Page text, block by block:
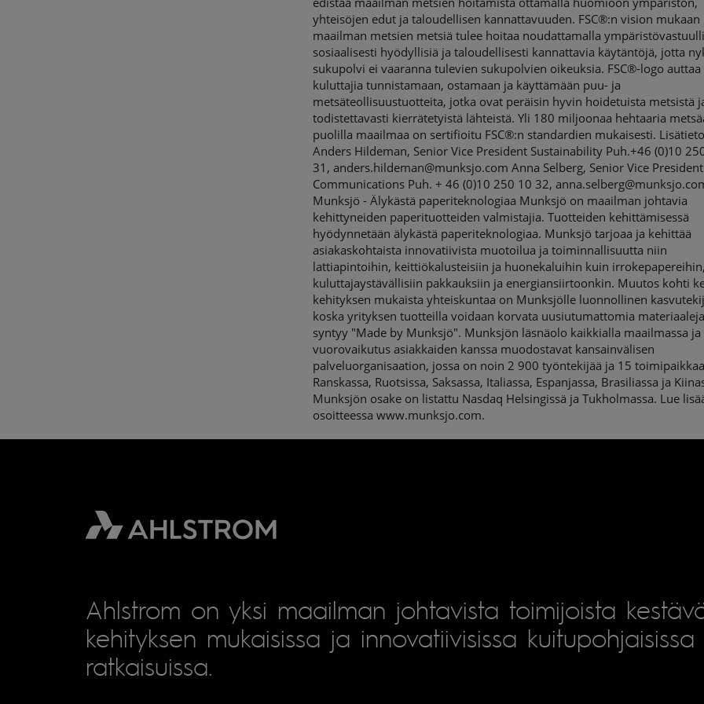
yhteisöjen edut ja taloudellisen kannattavuuden. FSC®:n vision mukaan
maailman metsien metsiä tulee hoitaa noudattamalla
sosiaalisesti hyödyllisiä ja taloudellisesti kannattavia käytäntöjä, jotta
sukupolvi ei vaaranna tulevien sukupolvien oikeuksia. FSC®-logo auttaa
kuluttajia tunnistamaan, ostamaan ja käyttämään puu- ja
metsäteollisuustuotteita, jotka ovat peräisin hyvin hoidetuista metsistä
todistettavasti kierrätetyistä lähteistä. Yli 180 miljoonaa hehtaaria
puolilla maailmaa on sertifioitu FSC®:n standardien mukaisesti.
Anders Hildeman, Senior Vice President Sustainability Puh.+46 (0)10
31, anders.hildeman@munksjo.com Anna Selberg, Senior Vice President
Communications Puh. + 46 (0)10 250 10 32,
Munksjö - Älykästä paperiteknologiaa Munksjö on maailman johtavia
kehittyneiden paperituotteiden valmistajia. Tuotteiden kehittämisessä
hyödynnetään älykästä paperiteknologiaa. Munksjö tarjoaa ja kehittää
asiakaskohtaista innovatiivista muotoilua ja toiminnallisuutta niin
lattiapintoihin, keittiökalusteisiin ja huonekaluihin kuin irrokepapereihin,
kuluttajaystävällisiin pakkauksiin ja energiansiirtoonkin. Muutos kohti
kehityksen mukaista yhteiskuntaa on Munksjölle luonnollinen
koska yrityksen tuotteilla voidaan korvata uusiutumattomia
syntyy "Made by Munksjö". Munksjön läsnäolo kaikkialla maailmassa ja
vuorovaikutus asiakkaiden kanssa muodostavat kansainvälisen
palveluorganisaation, jossa on noin 2 900 työntekijää ja 15 toimipaikkaa
Ranskassa, Ruotsissa, Saksassa, Italiassa, Espanjassa, Brasiliassa ja
Munksjön osake on listattu Nasdaq Helsingissä ja Tukholmassa. Lue
osoitteessa www.munksjo.com.
Ahlstrom on yksi maailman johtavista toimijoista
kehityksen mukaisissa ja innovatiivisissa kuitupohjaisissa
ratkaisuissa.